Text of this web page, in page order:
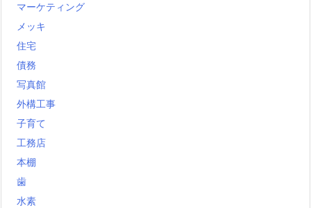
マーケティング
メッキ
住宅
債務
写真館
外構工事
子育て
工務店
本棚
歯
水素